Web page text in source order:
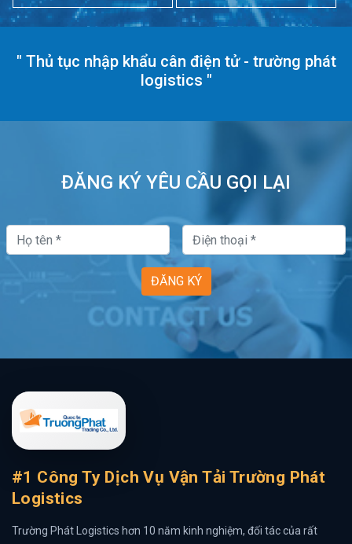
" Thủ tục nhập khẩu cân điện tử - trường phát
logistics "
ĐĂNG KÝ YÊU CẦU GỌI LẠI
ĐĂNG KÝ
#1 Công Ty Dịch Vụ Vận Tải Trường Phát
Logistics
Trường Phát Logistics hơn 10 năm kinh nghiệm, đối tác của rất